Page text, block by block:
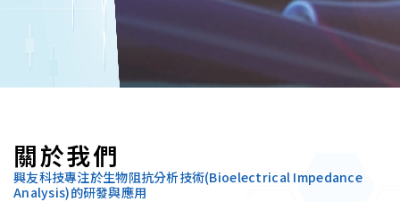
關於我們
興友科技專注於生物阻抗分析技術(Bioelectrical Impedance
Analysis)的研發與應用